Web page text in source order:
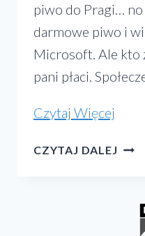
piwo do Pragi…
darmowe piwo i
Microsoft. Ale kto
pani płaci.
Czytaj Więcej
CZYTAJ DALEJ
2016